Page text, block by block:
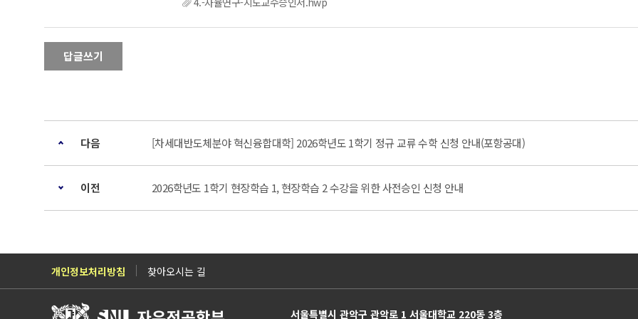
답글쓰기
다음 [차세대반도체분야 혁신융합대학] 2026학년도 1학기 정규 교류 수학 신청 안내(포항공대)
이전 2026학년도 1학기 현장학습 1, 현장학습 2 수강을 위한 사전승인 신청 안내
개인정보처리방침 찾아오시는 길
서울특별시 관악구 관악로 1 서울대학교 220동 3층